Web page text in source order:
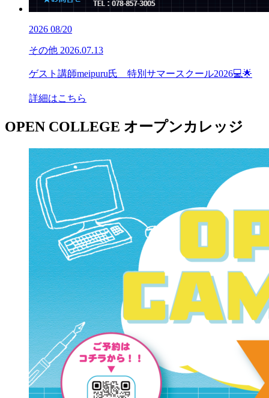
2026 08/20
その他 2026.07.13
ゲスト講師meipuru氏 特別サマースクール2026💻🌟
詳細はこちら
OPEN COLLEGE オープンカレッジ